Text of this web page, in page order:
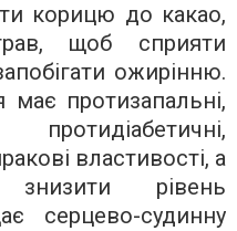
корицю до какао,
щоб сприяти
ожирінню.
має протизапальні,
властивості, а
рівень
серцево-судинну